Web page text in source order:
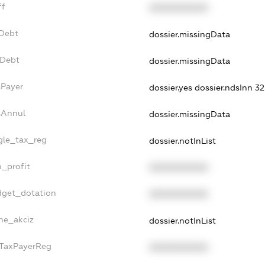
dossier.missingData
dossier.missingData
dossier.yesdossier.ndsInn
dossier.missingData
dossier.notInList
dossier.notInList